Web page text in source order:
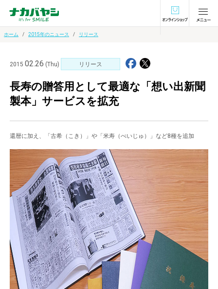
オンラインショ
ホーム 2015年のニュース リリース
2015 02.26 (Thu) リリース
長寿の贈答用として最適な「想い出新聞
製本」サービスを拡充
還暦に加え、「古希（こき）」や「米寿（べいじゅ）」など8種を追加